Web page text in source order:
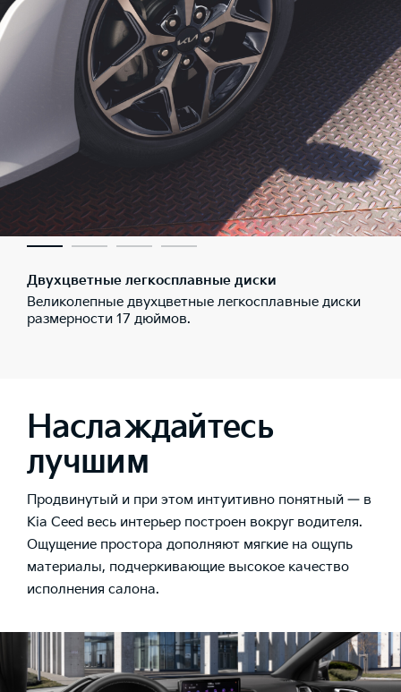
Двухцветные легкосплавные диски
Великолепные двухцветные легкосплавные диски
размерности 17 дюймов.
Наслаждайтесь
лучшим
Продвинутый и при этом интуитивно понятный — в
Kia Ceed весь интерьер построен вокруг водителя.
Ощущение простора дополняют мягкие на ощупь
материалы, подчеркивающие высокое качество
исполнения салона.